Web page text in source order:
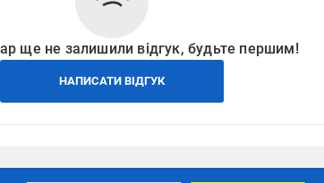
ще не залишили відгук, будьте першим!
НАПИСАТИ ВІДГУК